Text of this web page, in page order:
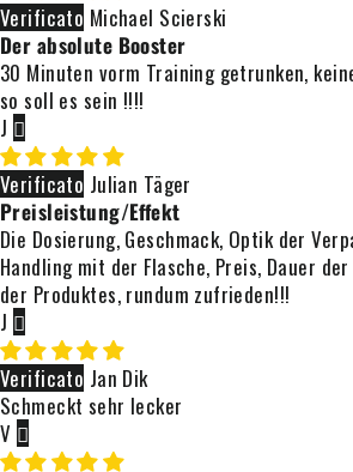
Michael Scierski
Der absolute Booster
30 Minuten vorm Training getrunken,
so soll es sein !!!!
J
Julian Täger
Preisleistung/Effekt
Die Dosierung, Geschmack, Optik der
Handling mit der Flasche, Preis, Dauer
der Produktes, rundum zufrieden!!!
J
Jan Dik
Schmeckt sehr lecker
V